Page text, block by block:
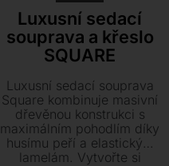
Luxusní sedací
souprava a křeslo
SQUARE
Luxusní sedací souprava
Square kombinuje masivní
dřevěnou konstrukci s
maximálním pohodlím díky
husímu peří a elastickým
lamelám. Vytvořte si